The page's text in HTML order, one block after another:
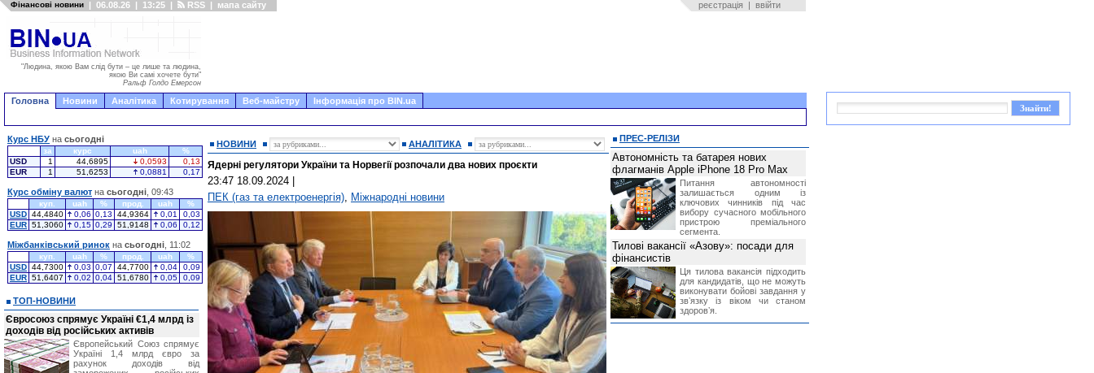
Фінансові новини | 06.08.26 | 13:25 | RSS | мапа сайту реєстрація | ввійти
"Людина, якою Вам слід бути – це лише та людина,
якою Ви самі хочете бути"
Ральф Голдо Емерсон
Головна Новини Аналітика Котирування Веб-майстру Інформація про BIN.ua
НОВИНИ АНАЛІТИКА
Ядерні регулятори України та Норвегії розпочали два нових проєкти
23:47 18.09.2024
ПЕК (газ та електроенергія), Міжнародні новини
Курс НБУ на сьогодні
за курс uah
%
USD
1 44,6895 0,0593
0,13
EUR
1 51,6253 0,0881 0,17
Курс обміну валют на сьогодні , 09:43
куп. uah % прод. uah
%
USD 44,4840 0,06 0,13 44,9364 0,01
0,03
EUR 51,3060 0,15 0,29 51,9148 0,06 0,12
Міжбанківський ринок на сьогодні , 11:02
куп. uah % прод. uah
%
USD 44,7300 0,03 0,07 44,7700 0,04
0,09
EUR 51,6407 0,02 0,04 51,6780 0,05 0,09
ТОП-НОВИНИ
Євросоюз спрямує Україні €1,4 млрд із
доходів від російських активів
Європейський Союз спрямує
Україні 1,4 млрд євро за
рахунок доходів від
ПРЕС-РЕЛІЗИ
Автономність та батарея нових
флагманів Apple iPhone 18 Pro Max
Питання автономності
залишається одним із
ключових чинників під час
вибору сучасного мобільного
пристрою преміального
сегмента.
Тилові вакансії «Азову»: посади для
фінансистів
Ця тилова вакансія підходить
для кандидатів, що не можуть
виконувати бойові завдання у
звʼязку із віком чи станом
здоровʼя.